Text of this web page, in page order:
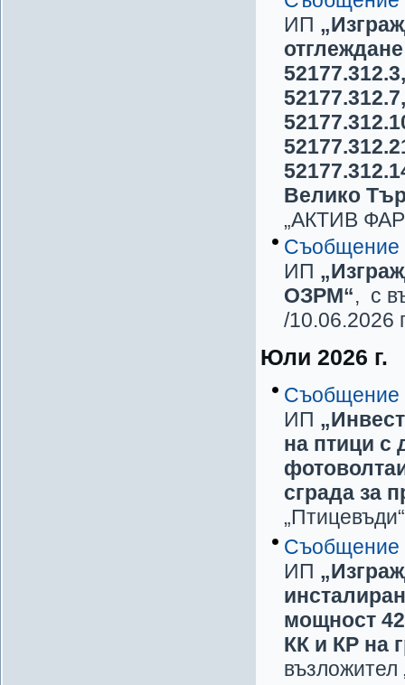
ИП
Велико
„АКТИВ
Съобщение
ИП
ОЗРМ“, с
/10.06.2026
Юли 2026 г.
Съобщение
ИП
на птици с
сграда за
Съобщение
ИП
мощност
КК и КР на